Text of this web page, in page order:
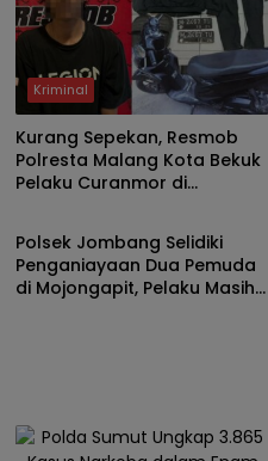
Kriminal
Kurang Sepekan, Resmob
Polresta Malang Kota Bekuk
Pelaku Curanmor di
Diamankan
Daerah
Polsek Jombang Selidiki
Penganiayaan Dua Pemuda
di Mojongapit, Pelaku Masih